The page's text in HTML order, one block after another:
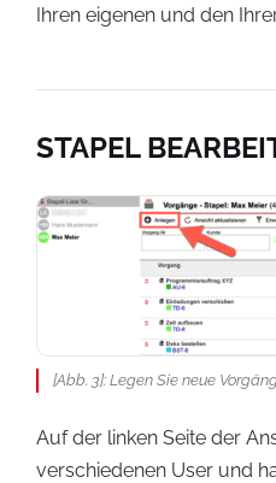
Ihren eigenen und den
STAPEL
[Abb. 3]: Legen Sie neue
Auf der linken Seite der
verschiedenen User und